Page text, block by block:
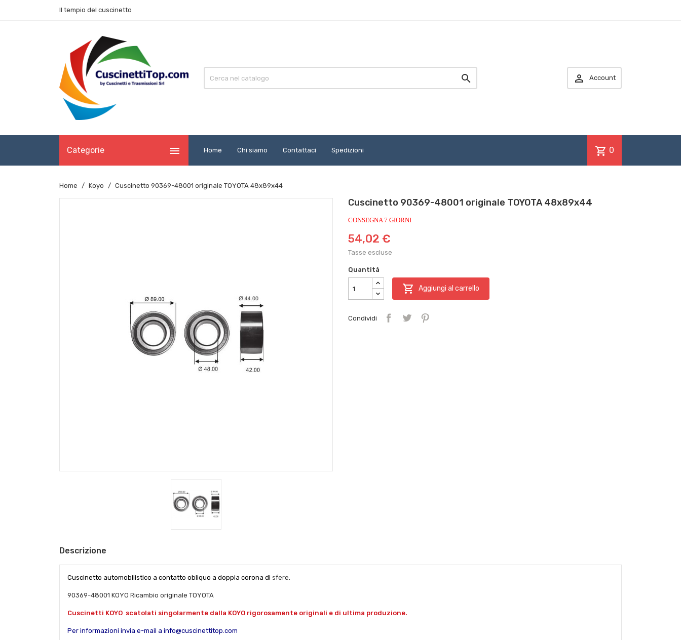
Il tempio del cuscinetto
  Account
Categorie  Home Chi siamo Contattaci Spedizioni shopping_cart 0
Home Koyo Cuscinetto 90369-48001 originale TOYOTA 48x89x44
Cuscinetto 90369-48001 originale TOYOTA 48x89x44
CONSEGNA 7 GIORNI
54,02 €
Tasse escluse
Quantità
 Aggiungi al carrello
Condividi
Descrizione
Cuscinetto automobilistico a contatto obliquo a doppia corona di sfere.
90369-48001 KOYO Ricambio originale TOYOTA
Cuscinetti KOYO scatolati singolarmente dalla KOYO rigorosamente originali e di ultima produzione.
Per informazioni invia e-mail a info@cuscinettitop.com